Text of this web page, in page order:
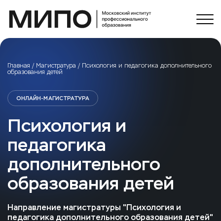
Главная / Магистратура / Психология и педагогика дополнительного
образования детей
ОНЛАЙН-МАГИСТРАТУРА
Психология и
педагогика
дополнительного
образования детей
Направление магистратуры "Психология и
педагогика дополнительного образования детей"